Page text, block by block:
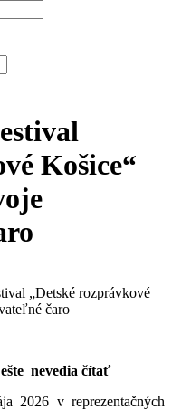
Košice“
„Detské rozprávkové
čaro
nevedia čítať
2026 v reprezentačných